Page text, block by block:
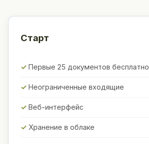
Старт
Первые 25 документов бесплатно
Неограниченные входящие
Веб-интерфейс
Хранение в облаке